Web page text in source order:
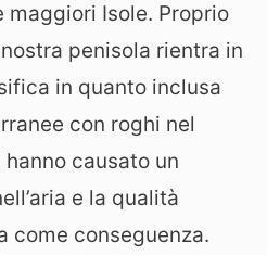
maggiori Isole. Proprio
penisola rientra in
in quanto inclusa
con roghi nel
causato un
e la qualità
come conseguenza.